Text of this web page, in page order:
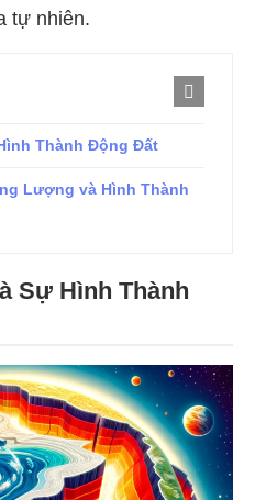
tự nhiên.
Thành Động Đất
Lượng và Hình Thành
Sự Hình Thành